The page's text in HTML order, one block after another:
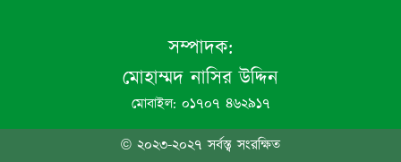
‘জাতীয় স্টার্টআপ ও উদ্যোক্তা প্ল্যাটফর্ম’
উদ্বোধন করলেন প্রধানমন্ত্রী
আর্জেন্টিনার ম্যাচে এবার কাকে রেফারি
নিয়োগ দিল ফিফা
সম্পাদক:
মোহাম্মদ নাসির উদ্দিন
মোবাইল: ০১৭০৭ ৪৬২৯১৭
© ২০২৩-২০২৭ সর্বস্ত্ব সংরক্ষিত